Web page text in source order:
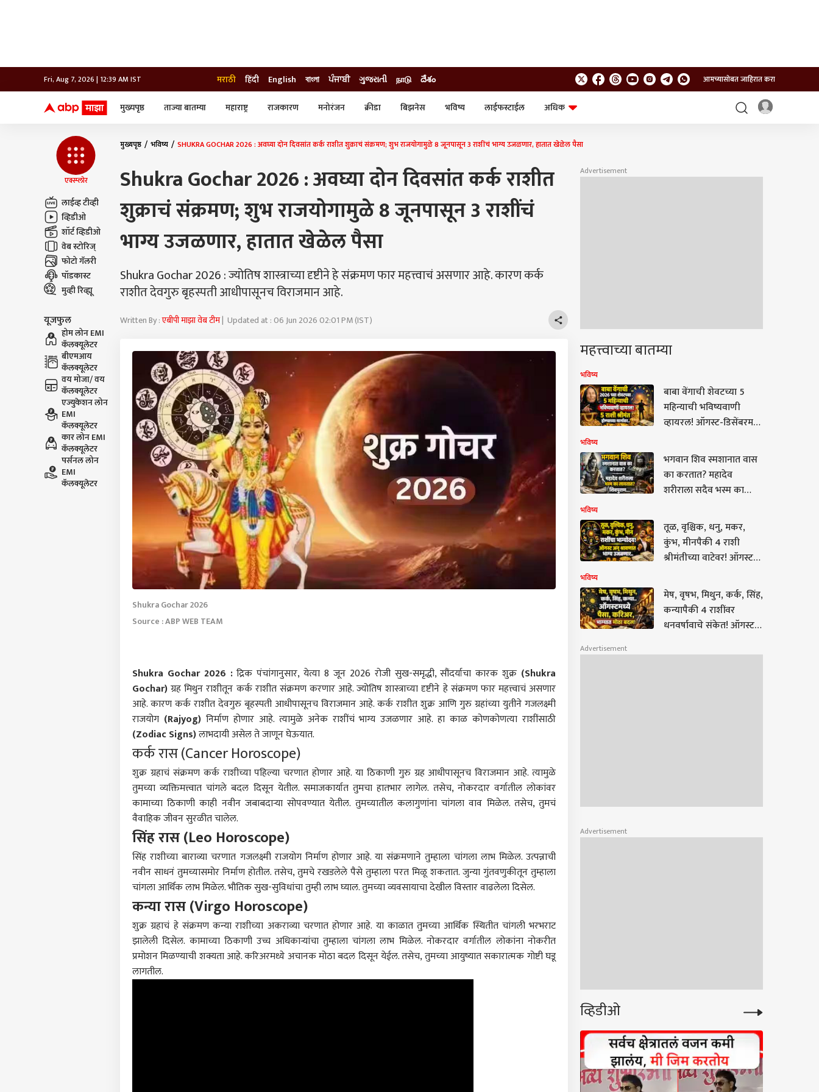
Fri, Aug 7, 2026 | 12:39 AM IST मराठी हिंदी English বাংলা ਪੰਜਾਬੀ ગુજરાતી நாடு దేశం आमच्यासोबत जाहिरात करा
मुख्यपृष्ठ ताज्या बातम्या महाराष्ट्र राजकारण मनोरंजन क्रीडा बिझनेस भविष्य लाईफस्टाईल
महाराष्ट्र
टेक-गॅजेट
अधिक
मुंबई
कोल्हापूर
नवी मुंबई
अमरावती
अहमदनगर
अकोला
एक्स्प्लोर
लाईव्ह टीव्ही
व्हिडीओ
शॉर्ट व्हिडीओ
वेब स्टोरिज्
फोटो गॅलरी
पॉडकास्ट
मुव्ही रिव्ह्यू
यूजफुल
होम लोन EMI
कॅलक्यूलेटर
बीएमआय
कॅलक्यूलेटर
वय मोजा/ वय
कॅलक्यूलेटर
एज्युकेशन लोन
EMI
कॅलक्यूलेटर
कार लोन EMI
कॅलक्यूलेटर
पर्सनल लोन
EMI
कॅलक्यूलेटर
मुख्यपृष्ठ भविष्य SHUKRA GOCHAR 2026 : अवघ्या दोन दिवसांत कर्क राशीत शुक्राचं संक्रमण; शुभ राजयोगामुळे 8 जूनपासून 3 राशींचं भाग्य उजळणार, हातात खेळेल पैसा
Shukra Gochar 2026 : अवघ्या दोन दिवसांत कर्क राशीत
शुक्राचं संक्रमण; शुभ राजयोगामुळे 8 जूनपासून 3 राशींचं
भाग्य उजळणार, हातात खेळेल पैसा
Shukra Gochar 2026 : ज्योतिष शास्त्राच्या दृष्टीने हे संक्रमण फार महत्त्वाचं असणार आहे. कारण कर्क
राशीत देवगुरु बृहस्पती आधीपासूनच विराजमान आहे.
Written By :एबीपी माझा वेब टीम| Updated at : 06 Jun 2026 02:01 PM (IST)
Shukra Gochar 2026
Source : ABP WEB TEAM
Shukra Gochar 2026 :द्रिक पंचांगानुसार, येत्या 8 जून 2026 रोजी सुख-समृद्धी, सौंदर्याचा कारक शुक्र (Shukra
Gochar)ग्रह मिथुन राशीतून कर्क राशीत संक्रमण करणार आहे. ज्योतिष शास्त्राच्या दृष्टीने हे संक्रमण फार महत्त्वाचं असणार
आहे. कारण कर्क राशीत देवगुरु बृहस्पती आधीपासूनच विराजमान आहे. कर्क राशीत शुक्र आणि गुरु ग्रहांच्या युतीने गजलक्ष्मी
राजयोग (Rajyog) निर्माण होणार आहे. त्यामुळे अनेक राशींचं भाग्य उजळणार आहे. हा काळ कोणकोणत्या राशींसाठी
(Zodiac Signs)लाभदायी असेल ते जाणून घेऊयात.
कर्क रास (Cancer Horoscope)
शुक्र ग्रहाचं संक्रमण कर्क राशीच्या पहिल्या चरणात होणार आहे. या ठिकाणी गुरु ग्रह आधीपासूनच विराजमान आहे. त्यामुळे
तुमच्या व्यक्तिमत्त्वात चांगले बदल दिसून येतील. समाजकार्यात तुमचा हातभार लागेल. तसेच, नोकरदार वर्गातील लोकांवर
कामाच्या ठिकाणी काही नवीन जबाबदाऱ्या सोपवण्यात येतील. तुमच्यातील कलागुणांना चांगला वाव मिळेल. तसेच, तुमचं
वैवाहिक जीवन सुरळीत चालेल.
सिंह रास (Leo Horoscope)
सिंह राशीच्या बाराव्या चरणात गजलक्ष्मी राजयोग निर्माण होणार आहे. या संक्रमणाने तुम्हाला चांगला लाभ मिळेल. उत्पन्नाची
नवीन साधनं तुमच्यासमोर निर्माण होतील. तसेच, तुमचे रखडलेले पैसे तुम्हाला परत मिळू शकतात. जुन्या गुंतवणुकीतून तुम्हाला
चांगला आर्थिक लाभ मिळेल. भौतिक सुख-सुविधांचा तुम्ही लाभ घ्याल. तुमच्या व्यवसायाचा देखील विस्तार वाढलेला दिसेल.
कन्या रास (Virgo Horoscope)
शुक्र ग्रहाचं हे संक्रमण कन्या राशीच्या अकराव्या चरणात होणार आहे. या काळात तुमच्या आर्थिक स्थितीत चांगली भरभराट
झालेली दिसेल. कामाच्या ठिकाणी उच्च अधिकाऱ्यांचा तुम्हाला चांगला लाभ मिळेल. नोकरदार वर्गातील लोकांना नोकरीत
प्रमोशन मिळण्याची शक्यता आहे. करिअरमध्ये अचानक मोठा बदल दिसून येईल. तसेच, तुमच्या आयुष्यात सकारात्मक गोष्टी घडू
लागतील.
Advertisement
महत्त्वाच्या बातम्या
भविष्य
बाबा वेंगाची शेवटच्या 5
महिन्याची भविष्यवाणी
व्हायरल! ऑगस्ट-डिसेंबरमध्ये
मार्गावर, पैसा, संधी, प्रेम,
तुमची रास?
भविष्य
भगवान शिव स्मशानात वास
का करतात? महादेव
शरीराला सदैव भस्म का
उल्लेख जाणून थक्क व्हाल..
भविष्य
तूळ, वृश्चिक, धनु, मकर,
कुंभ, मीनपैकी 4 राशी
श्रीमंतीच्या वाटेवर! ऑगस्ट
उजळणार, मासिक
राशीभविष्य
भविष्य
मेष, वृषभ, मिथुन, कर्क, सिंह,
कन्यापैकी 4 राशींवर
धनवर्षावाचे संकेत! ऑगस्ट
मासिक राशीभविष्य
Advertisement
Advertisement
व्हिडीओ